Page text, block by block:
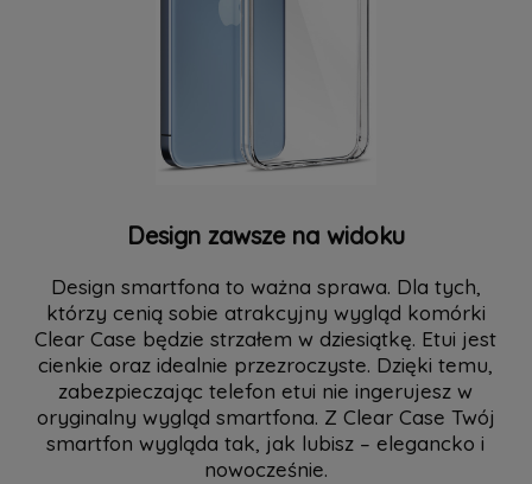
Design zawsze na widoku
Design smartfona to ważna sprawa. Dla tych,
którzy cenią sobie atrakcyjny wygląd komórki
Clear Case będzie strzałem w dziesiątkę. Etui jest
cienkie oraz idealnie przezroczyste. Dzięki temu,
zabezpieczając telefon etui nie ingerujesz w
oryginalny wygląd smartfona. Z Clear Case Twój
smartfon wygląda tak, jak lubisz – elegancko i
nowocześnie.